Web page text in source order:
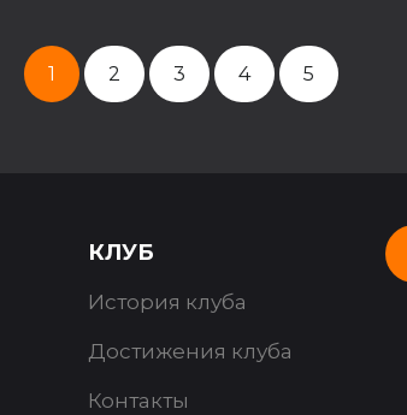
1 2 3 4 5
КЛУБ
История клуба
Достижения клуба
Контакты